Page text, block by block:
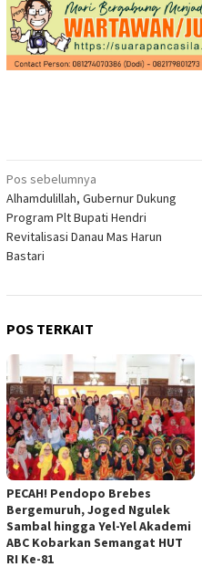
Navigasi
pos
Pos sebelumnya
Alhamdulillah, Gubernur Dukung
Program Plt Bupati Hendri
Revitalisasi Danau Mas Harun
Bastari
POS TERKAIT
PECAH! Pendopo Brebes
Bergemuruh, Joged Ngulek
Sambal hingga Yel-Yel Akademi
ABC Kobarkan Semangat HUT
RI Ke-81